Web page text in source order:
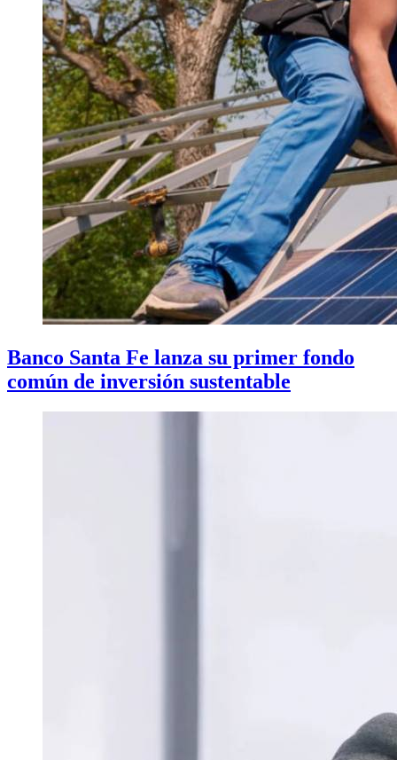
Banco Santa Fe lanza su primer fondo
común de inversión sustentable